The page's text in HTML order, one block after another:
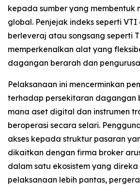
kepada sumber yang membentuk
global. Penjejak indeks seperti VTI
berleveraj atau songsang seperti
memperkenalkan alat yang
dagangan berarah dan
Pelaksanaan ini mencerminkan
terhadap persekitaran dagangan
mana aset digital dan instrumen
beroperasi secara selari.
akses kepada struktur pasaran
dikaitkan dengan firma broker
dalam satu ekosistem yang direka
pelaksanaan lebih pantas,